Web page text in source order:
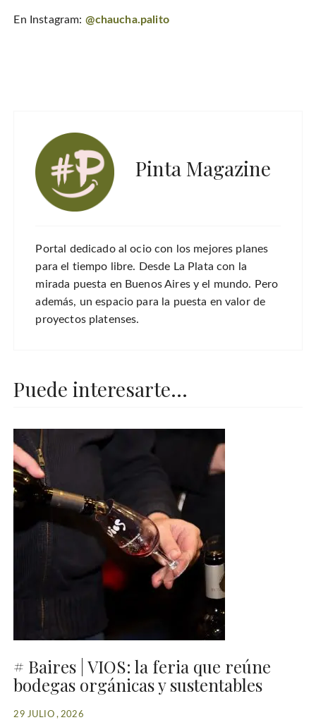
En Instagram: @chaucha.palito
Pinta Magazine
Portal dedicado al ocio con los mejores planes
para el tiempo libre. Desde La Plata con la
mirada puesta en Buenos Aires y el mundo. Pero
además, un espacio para la puesta en valor de
proyectos platenses.
Puede interesarte...
# Baires | VIOS: la feria que reúne
bodegas orgánicas y sustentables
29 JULIO , 2026